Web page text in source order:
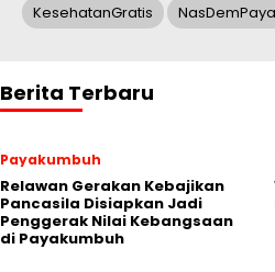
KesehatanGratis
Berita Terbaru
Payakumbuh
Relawan Gerakan Kebajikan
Pancasila Disiapkan Jadi
Penggerak Nilai Kebangsaan
di Payakumbuh